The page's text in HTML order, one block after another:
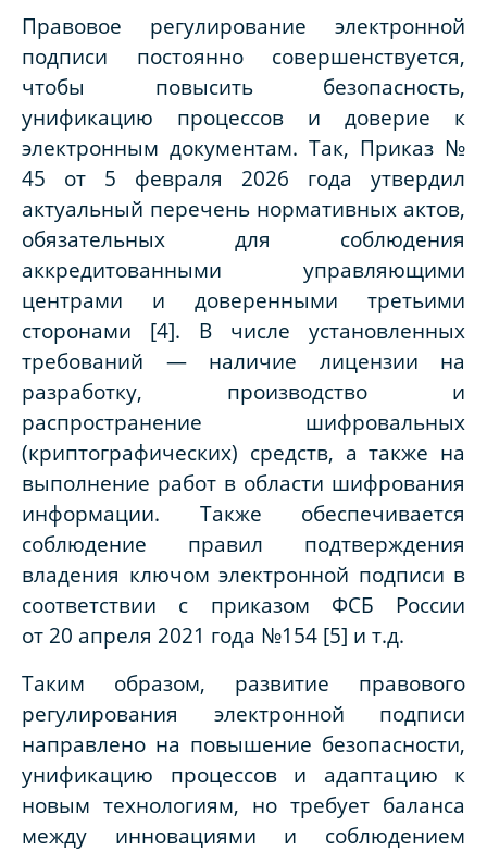
Правовое регулирование электронной
подписи постоянно совершенствуется,
чтобы повысить безопасность,
унификацию процессов и доверие к
электронным документам. Так, Приказ №
45 от 5 февраля 2026 года утвердил
актуальный перечень нормативных актов,
обязательных для соблюдения
аккредитованными управляющими
центрами и доверенными третьими
сторонами [4]. В числе установленных
требований — наличие лицензии на
разработку, производство и
распространение шифровальных
(криптографических) средств, а также на
выполнение работ в области шифрования
информации. Также обеспечивается
соблюдение правил подтверждения
владения ключом электронной подписи в
соответствии с приказом ФСБ России
от 20 апреля 2021 года №154 [5] и т.д.
Таким образом, развитие правового
регулирования электронной подписи
направлено на повышение безопасности,
унификацию процессов и адаптацию к
новым технологиям, но требует баланса
между инновациями и соблюдением